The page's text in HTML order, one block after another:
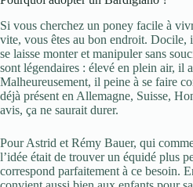
Si vous cherchez un poney facile à
vite, vous êtes au bon endroit. Docile,
se laisse monter et manipuler sans
sont légendaires : élevé en plein air, il
Malheureusement, il peine à se faire
déjà présent en Allemagne, Suisse,
avis, ça ne saurait durer.
Pour Astrid et Rémy Bauer, qui
l’idée était de trouver un équidé plus
correspond parfaitement à ce besoin.